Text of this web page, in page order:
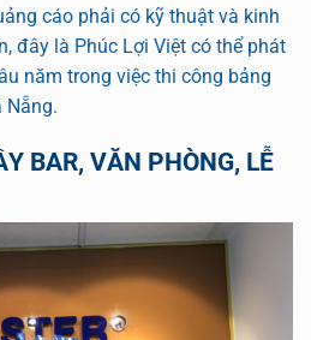
cáo phải có kỹ thuật và kinh
đây là Phúc Lợi Việt có thể phát
năm trong việc thi công bảng
Nẵng.